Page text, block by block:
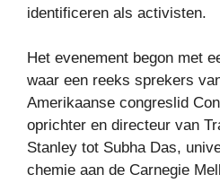
identificeren als activisten.
Het evenement begon met
waar een reeks sprekers
Amerikaanse congreslid
oprichter en directeur van
Stanley tot Subha Das,
chemie aan de Carnegie